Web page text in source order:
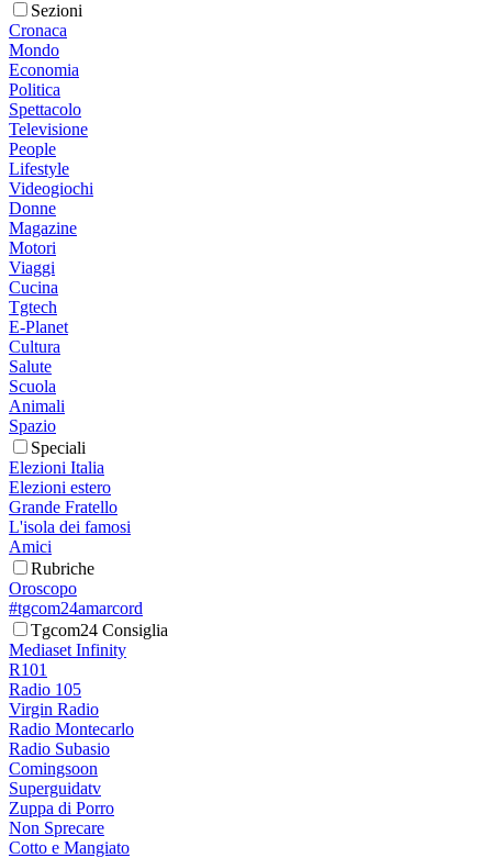
Sezioni
Cronaca
Mondo
Economia
Politica
Spettacolo
Televisione
People
Lifestyle
Videogiochi
Donne
Magazine
Motori
Viaggi
Cucina
Tgtech
E-Planet
Cultura
Salute
Scuola
Animali
Spazio
Speciali
Elezioni Italia
Elezioni estero
Grande Fratello
L'isola dei famosi
Amici
Rubriche
Oroscopo
#tgcom24amarcord
Tgcom24 Consiglia
Mediaset Infinity
R101
Radio 105
Virgin Radio
Radio Montecarlo
Radio Subasio
Comingsoon
Superguidatv
Zuppa di Porro
Non Sprecare
Cotto e Mangiato